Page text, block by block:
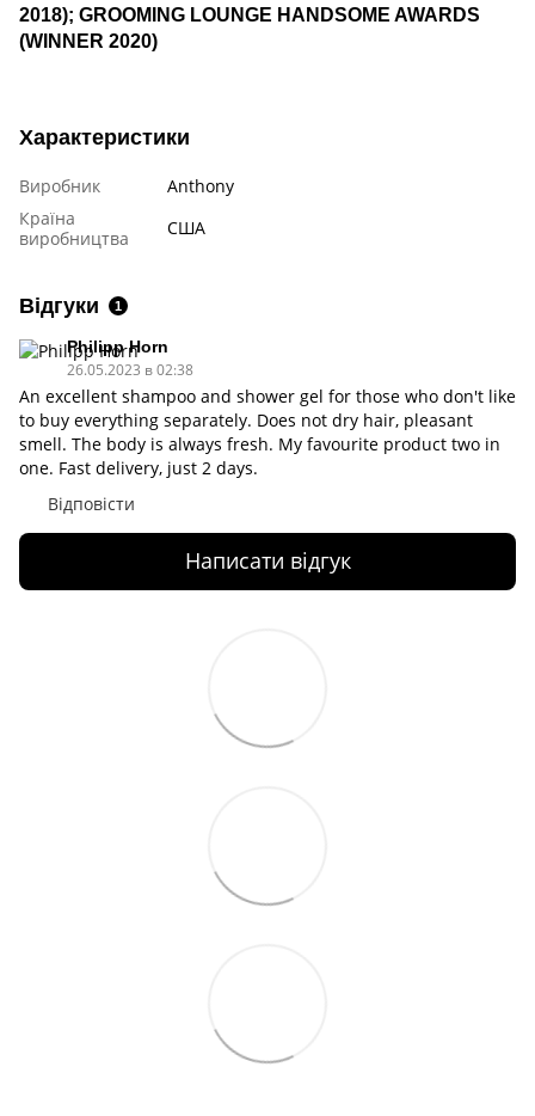
2018); GROOMING LOUNGE HANDSOME AWARDS
(WINNER 2020)
Характеристики
Виробник
Anthony
Країна
виробництва
США
Відгуки 1
Philipp Horn
26.05.2023 в 02:38
An excellent shampoo and shower gel for those who don't like
to buy everything separately. Does not dry hair, pleasant
smell. The body is always fresh. My favourite product two in
one. Fast delivery, just 2 days.
Відповісти
Написати відгук